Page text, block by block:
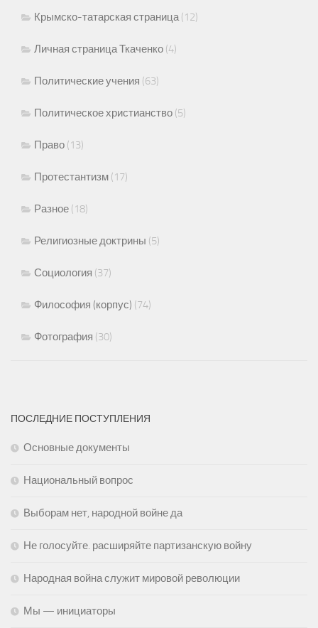
Крымско-татарская страница(12)
Личная страница Ткаченко (4)
Политические учения (63)
Политическое христианство (5)
Право (13)
Протестантизм (17)
Разное (18)
Религиозные доктрины (5)
Социология (37)
Философия (корпус) (74)
Фотография (30)
ПОСЛЕДНИЕ ПОСТУПЛЕНИЯ
Основные документы
Национальный вопрос
Выборам нет, народной войне да
Не голосуйте. расширяйте партизанскую войну
Народная война служит мировой революции
Мы — инициаторы